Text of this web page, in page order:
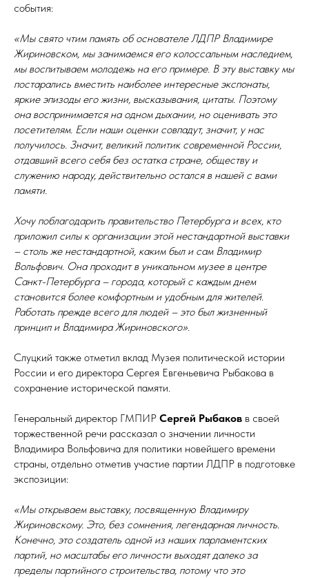
события:
«Мы свято чтим память об основателе ЛДПР Владимире
Жириновском, мы занимаемся его колоссальным наследием,
мы воспитываем молодежь на его примере. В эту выставку мы
постарались вместить наиболее интересные экспонаты,
яркие эпизоды его жизни, высказывания, цитаты. Поэтому
она воспринимается на одном дыхании, но оценивать это
посетителям. Если наши оценки совпадут, значит, у нас
получилось. Значит, великий политик современной России,
отдавший всего себя без остатка стране, обществу и
служению народу, действительно остался в нашей с вами
памяти.
Хочу поблагодарить правительство Петербурга и всех, кто
приложил силы к организации этой нестандартной выставки
– столь же нестандартной, каким был и сам Владимир
Вольфович. Она проходит в уникальном музее в центре
Санкт-Петербурга – города, который с каждым днем
становится более комфортным и удобным для жителей.
Работать прежде всего для людей – это был жизненный
принцип и Владимира Жириновского».
Слуцкий также отметил вклад Музея политической истории
России и его директора Сергея Евгеньевича Рыбакова в
сохранение исторической памяти.
Генеральный директор ГМПИР Сергей Рыбаков в своей
торжественной речи рассказал о значении личности
Владимира Вольфовича для политики новейшего времени
страны, отдельно отметив участие партии ЛДПР в подготовке
экспозиции:
«Мы открываем выставку, посвященную Владимиру
Жириновскому. Это, без сомнения, легендарная личность.
Конечно, это создатель одной из наших парламентских
партий, но масштабы его личности выходят далеко за
пределы партийного строительства, потому что это